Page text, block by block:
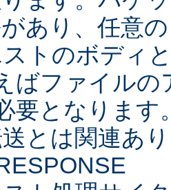
あり、任意
ストのボディ
ばファイルの
要となります
とは関連あ